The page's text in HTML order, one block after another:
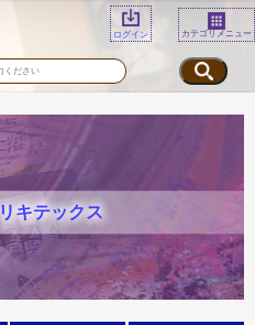
ログイン カテゴリメニュー
リキテックス